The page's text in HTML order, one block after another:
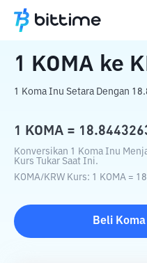
Beranda Konverter Kripto
1 KOMA ke
1 Koma Inu Setara Dengan
1 KOMA =
Konversikan 1 Koma Inu
Kurs Tukar Saat Ini.
KOMA/KRW Kurs: 1 KOMA =
Beli